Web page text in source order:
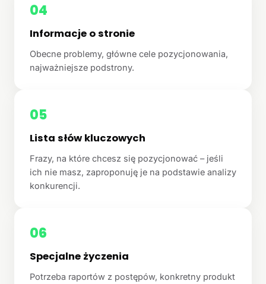
04
Informacje o stronie
Obecne problemy, główne cele pozycjonowania,
najważniejsze podstrony.
05
Lista słów kluczowych
Frazy, na które chcesz się pozycjonować – jeśli
ich nie masz, zaproponuję je na podstawie analizy
konkurencji.
06
Specjalne życzenia
Potrzeba raportów z postępów, konkretny produkt